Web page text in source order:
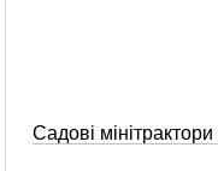
Садові